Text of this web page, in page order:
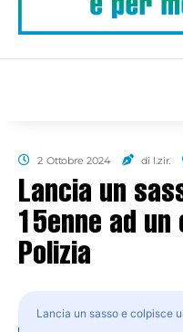
2 Ottobre 2024 di l.zir.
Lancia un
15enne ad un
Polizia
Lancia un sasso e colpisce